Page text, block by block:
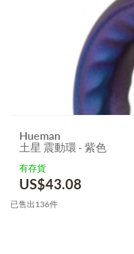
Hueman
土星 震動環 - 紫色
有存貨
US$43.08
已售出136件